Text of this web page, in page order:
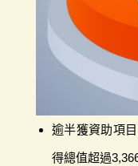
逾半獲資助項
得總值超過